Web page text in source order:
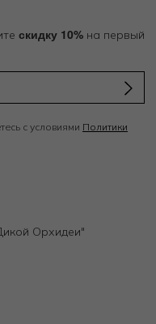
скидку 10% на первый
с условиями Политики
Орхидеи"